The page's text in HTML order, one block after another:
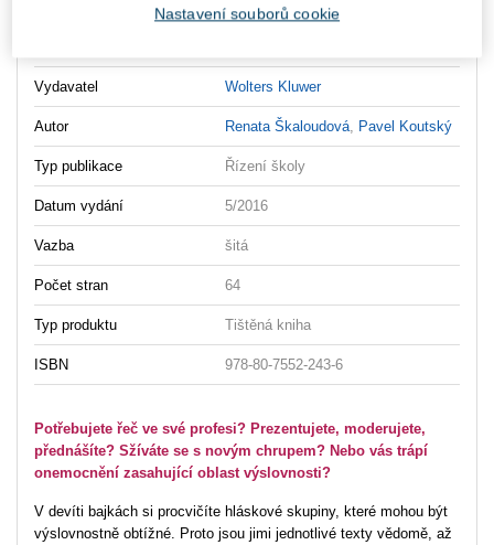
Vydavatel Wolters Kluwer
Autor Renata Škaloudová Pavel Koutský
Typ publikace Řízení školy
Datum vydání 5/2016
Vazba šitá
Počet stran 64
Typ produktu Tištěná kniha
ISBN 978-80-7552-243-6
Potřebujete řeč ve své profesi? Prezentujete, moderujete,
přednášíte? Sžíváte se s novým chrupem? Nebo vás trápí
onemocnění zasahující oblast výslovnosti?
V devíti bajkách si procvičíte hláskové skupiny, které mohou být
výslovnostně obtížné. Proto jsou jimi jednotlivé texty vědomě, až
Nastavení souborů cookie